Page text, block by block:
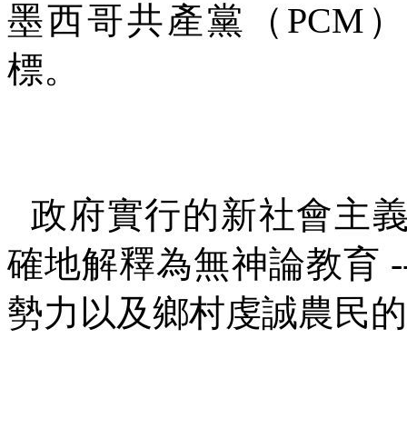
墨西哥共產黨（ PCM
標。
政府實行的新社會主
確地解釋為無神論教育
勢力以及鄉村虔誠農民